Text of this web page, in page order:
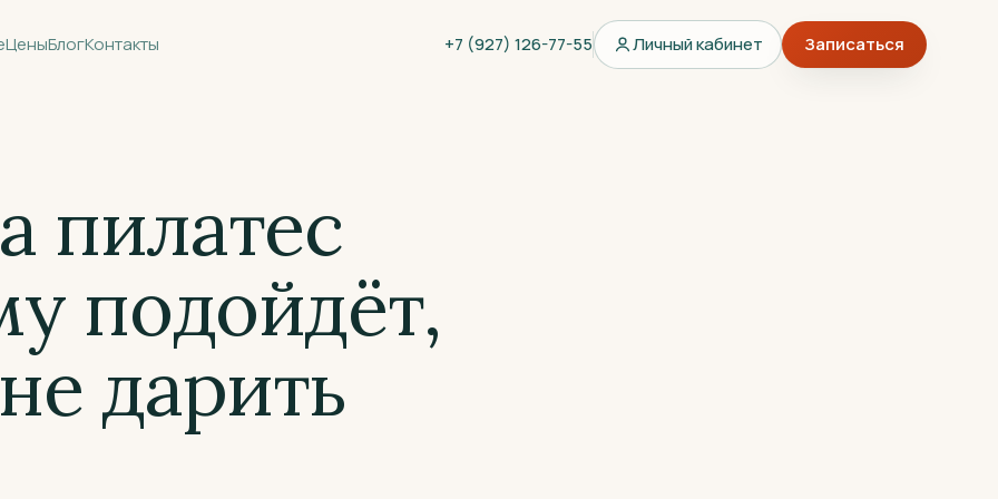
ЦеныБлогКонтакты +7 (927) 126-77-55 Личный кабинет Записаться
пилатес
подойдёт,
дарить